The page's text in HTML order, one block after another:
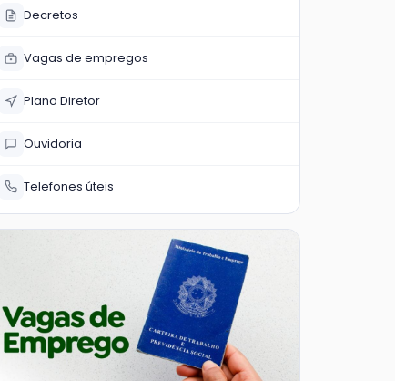
Decretos
Vagas de empregos
Plano Diretor
Ouvidoria
Telefones úteis